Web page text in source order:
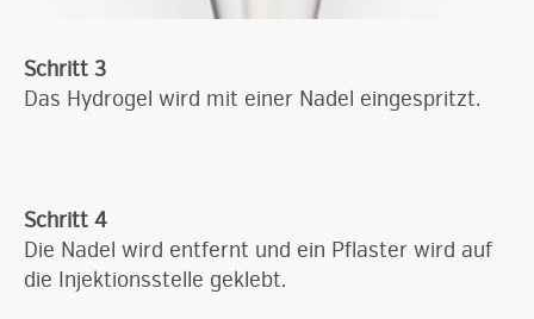
Schritt 3
Das Hydrogel wird mit einer Nadel eingespritzt.
Schritt 4
Die Nadel wird entfernt und ein Pflaster wird auf
die Injektionsstelle geklebt.